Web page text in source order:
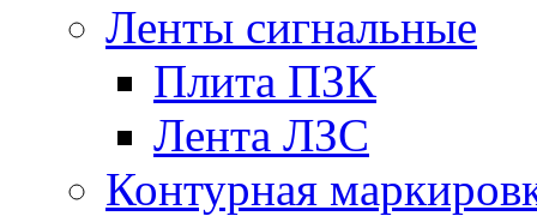
Ленты сигнальные
Плита ПЗК
Лента ЛЗС
Контурная